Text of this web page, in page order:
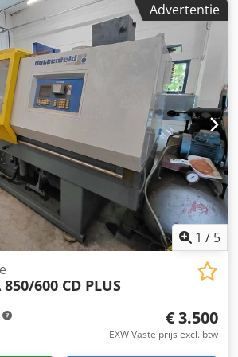
het jaar 1990. Merk: Battenfeld
Model: Haul-Off R630/6V
Njr Bouwjaar: 1990 Spanning: 380 V
max. : 110 mm to 630 mm
Advertentie
1 / 5
850/600 CD PLUS
€ 3.500
EXW Vaste prijs excl. btw